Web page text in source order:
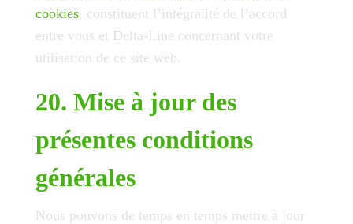
cookies, constituent l’intégralité de l’accord
entre vous et Delta-Line concernant votre
utilisation de ce site web.
20. Mise à jour des
présentes conditions
générales
Nous pouvons de temps en temps mettre à jour